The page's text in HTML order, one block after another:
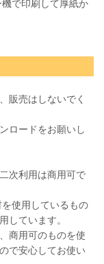
で印刷して厚紙か
販売はしないでく
ロードをお願いし
次利用は商用可で
使用しているもの
しています。
商用可のものを使
で安心してお使い